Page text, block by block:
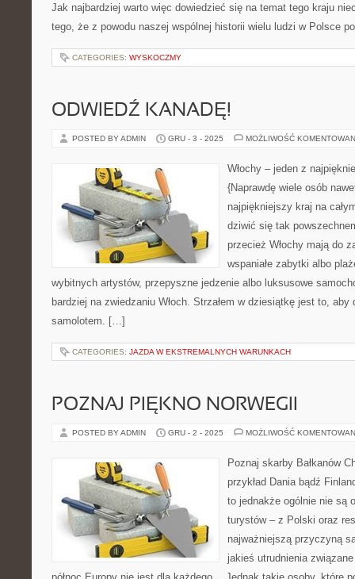
Jak najbardziej warto więc dowiedzieć się na temat tego kraju
tego, że z powodu naszej wspólnej historii wielu ludzi w Polsce
CATEGORIES: WYSKOCZMY
ODWIEDŹ KANADĘ!
POSTED BY ADMIN GRU - 3 - 2025 MOŻLIWOŚĆ
Włochy – jeden z
{Naprawdę wiele osób
najpiękniejszy kraj na
dziwić się tak
przecież Włochy mają do
wspaniałe zabytki albo
wybitnych artystów, przepyszne jedzenie albo luksusowe
bardziej na zwiedzaniu Włoch. Strzałem w dziesiątkę jest to, aby
samolotem. […]
CATEGORIES: JAZDA W EKSTREMALNYCH WARUNKACH
POZNAJ PIĘKNO NORWEGII
POSTED BY ADMIN GRU - 2 - 2025 MOŻLIWOŚĆ
Poznaj skarby Bałkanów
przykład Dania bądź
to jednakże ogólnie nie są
turystów – z Polski oraz
najważniejszą przyczyną
jakieś utrudnienia